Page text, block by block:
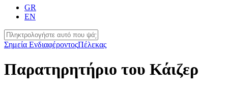
GR
EN
Σημεία ΕνδιαφέροντοςΠέλεκας
Παρατηρητήριο του Κάιζερ